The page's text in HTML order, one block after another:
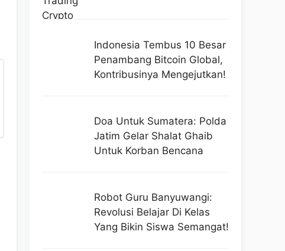
Indonesia Tembus 10 Besar
Penambang Bitcoin Global,
Kontribusinya Mengejutkan!
Doa Untuk Sumatera: Polda
Jatim Gelar Shalat Ghaib
Untuk Korban Bencana
Robot Guru Banyuwangi:
Revolusi Belajar Di Kelas
Yang Bikin Siswa Semangat!